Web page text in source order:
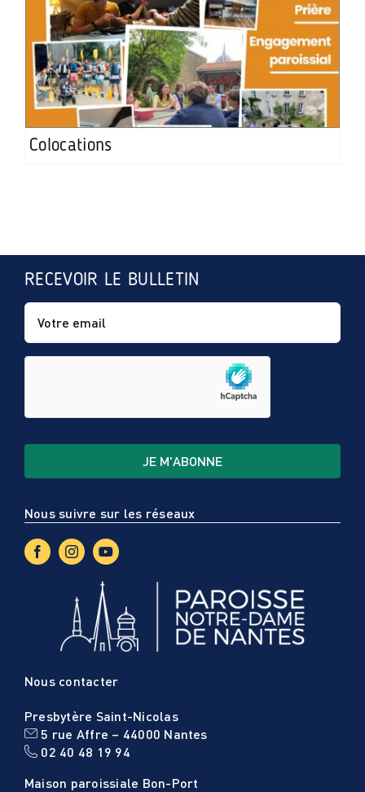
Colocations
RECEVOIR LE BULLETIN
Nous suivre sur les réseaux
Nous contacter
Presbytère Saint-Nicolas
5 rue Affre – 44000 Nantes
02 40 48 19 94
Maison paroissiale Bon-Port